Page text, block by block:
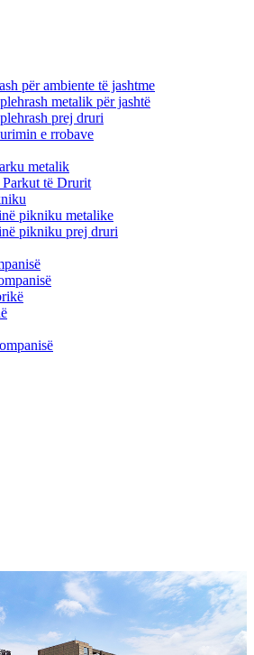
për ambiente të jashtme
metalik për jashtë
prej druri
e rrobave
metalik
të Drurit
pikniku metalike
pikniku prej druri